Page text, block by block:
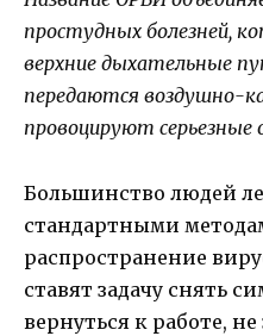
простудных болезней,
верхние дыхательные
передаются воздушно-
провоцируют серьезные
Большинство людей
стандартными
распространение
ставят задачу снять
вернуться к работе,